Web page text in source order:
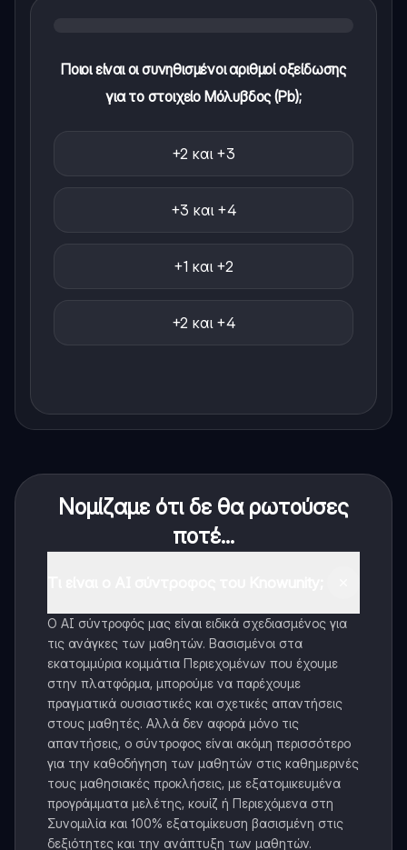
Ποιοι είναι οι συνηθισμένοι αριθμοί οξείδωσης
για το στοιχείο Μόλυβδος (Pb);
+2 και +3
+3 και +4
+1 και +2
+2 και +4
Νομίζαμε ότι δε θα ρωτούσες
ποτέ...
Ο AI σύντροφός μας είναι ειδικά σχεδιασμένος για
τις ανάγκες των μαθητών. Βασισμένοι στα
εκατομμύρια κομμάτια Περιεχομένων που έχουμε
στην πλατφόρμα, μπορούμε να παρέχουμε
πραγματικά ουσιαστικές και σχετικές απαντήσεις
στους μαθητές. Αλλά δεν αφορά μόνο τις
απαντήσεις, ο σύντροφος είναι ακόμη περισσότερο
για την καθοδήγηση των μαθητών στις καθημερινές
τους μαθησιακές προκλήσεις, με εξατομικευμένα
προγράμματα μελέτης, κουίζ ή Περιεχόμενα στη
Συνομιλία και 100% εξατομίκευση βασισμένη στις
δεξιότητες και την ανάπτυξη των μαθητών.